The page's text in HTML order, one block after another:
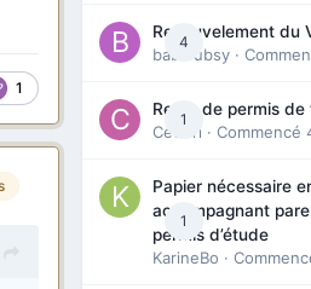
1
4
Renouvelement du
babibubsy ·
1
Refus de permis de
Cedbri · Commencé
1
Papier nécessaire
accompagnant
permis d’étude
KarineBo ·